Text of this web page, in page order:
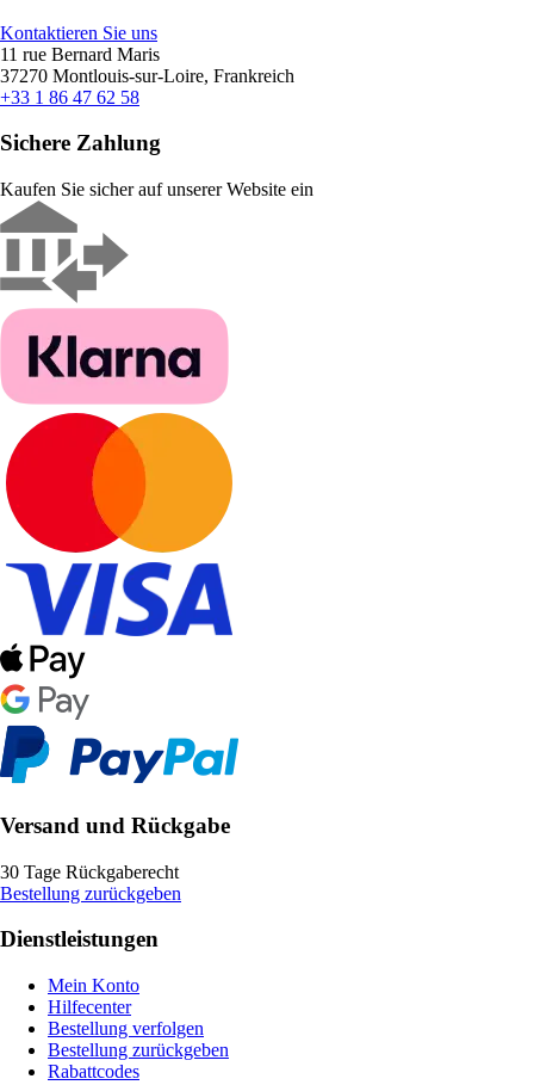
Kontaktieren Sie uns
11 rue Bernard Maris
37270 Montlouis-sur-Loire, Frankreich
+33 1 86 47 62 58
Sichere Zahlung
Kaufen Sie sicher auf unserer Website ein
Versand und Rückgabe
30 Tage Rückgaberecht
Bestellung zurückgeben
Dienstleistungen
Mein Konto
Hilfecenter
Bestellung verfolgen
Bestellung zurückgeben
Rabattcodes